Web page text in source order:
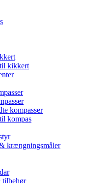
kikkert
kompasser
kompas
krængningsmåler
tilbehør